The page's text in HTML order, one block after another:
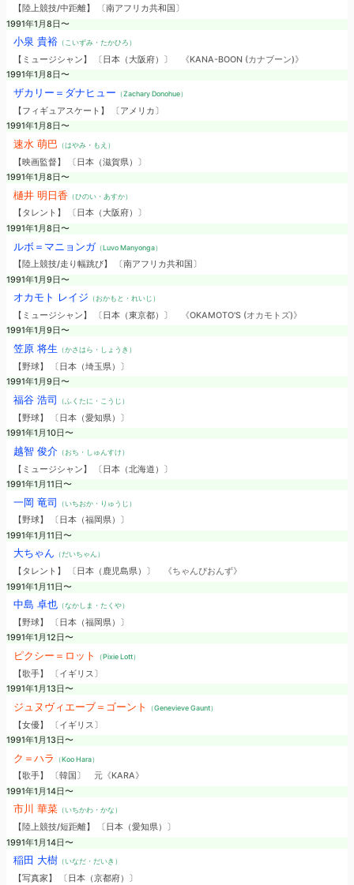
【陸上競技/中距離】 〔南アフリカ共和国〕
1991年1月8日〜
小泉 貴裕（こいずみ・たかひろ）
【ミュージシャン】 〔日本（大阪府）〕
《KANA-BOON (カナブーン)》
1991年1月8日〜
ザカリー＝ダナヒュー （Zachary Donohue）
【フィギュアスケート】 〔アメリカ〕
1991年1月8日〜
速水 萌巴 （はやみ・もえ）
【映画監督】 〔日本（滋賀県）〕
1991年1月8日〜
樋井 明日香 （ひのい・あすか）
【タレント】 〔日本（大阪府）〕
1991年1月8日〜
ルボ＝マニョンガ （Luvo Manyonga）
【陸上競技/走り幅跳び】 〔南アフリカ共和国〕
1991年1月9日〜
オカモト レイジ （おかもと・れいじ）
【ミュージシャン】 〔日本（東京都）〕
《OKAMOTO'S (オカモトズ)》
1991年1月9日〜
笠原 将生 （かさはら・しょうき）
【野球】 〔日本（埼玉県）〕
1991年1月9日〜
福谷 浩司 （ふくたに・こうじ）
【野球】 〔日本（愛知県）〕
1991年1月10日〜
越智 俊介（おち・しゅんすけ）
【ミュージシャン】 〔日本（北海道）〕
1991年1月11日〜
一岡 竜司 （いちおか・りゅうじ）
【野球】 〔日本（福岡県）〕
1991年1月11日〜
大ちゃん （だいちゃん）
【タレント】 〔日本（鹿児島県）〕
《ちゃんぴおんず》
1991年1月11日〜
中島 卓也（なかしま・たくや）
【野球】 〔日本（福岡県）〕
1991年1月12日〜
ピクシー＝ロット （Pixie Lott）
【歌手】 〔イギリス〕
1991年1月13日〜
ジュヌヴィエーブ＝ゴーント （Genevieve Gaunt）
【女優】 〔イギリス〕
1991年1月13日〜
ク＝ハラ （Koo Hara）
【歌手】 〔韓国〕 元《KARA》
1991年1月14日〜
市川 華菜（いちかわ・かな）
【陸上競技/短距離】 〔日本（愛知県）〕
1991年1月14日〜
稲田 大樹（いなだ・だいき）
【写真家】 〔日本（京都府）〕